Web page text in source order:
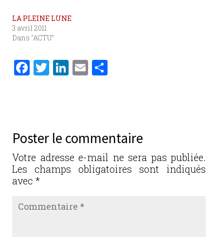
LA PLEINE LUNE
3 avril 2011
Dans "ACTU"
F
b
o
o
k
T
r
Li
n
E
er
Poster le commentaire
Votre adresse e-mail ne sera pas publiée.
Les champs obligatoires sont indiqués
avec *